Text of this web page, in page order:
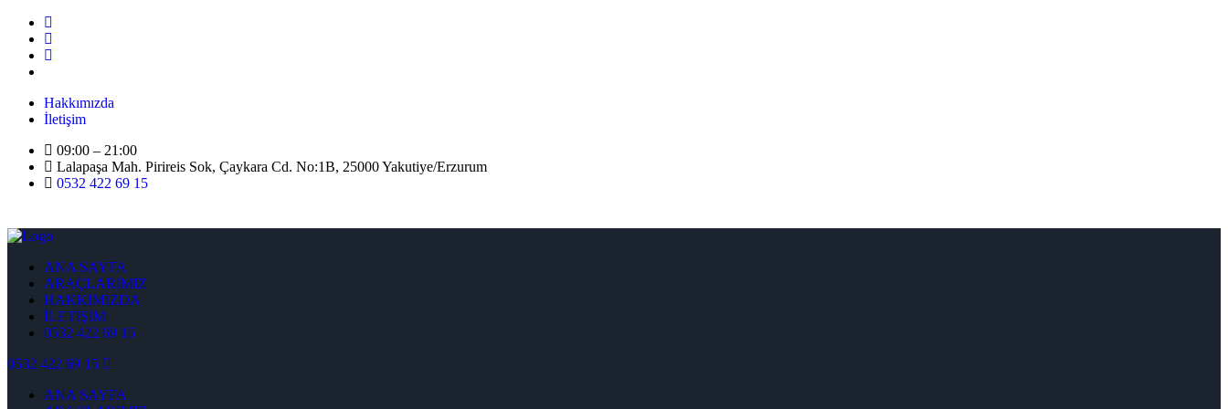
Hakkımızda
İletişim
09:00 – 21:00
Lalapaşa Mah. Pirireis Sok, Çaykara Cd. No:1B, 25000 Yakutiye/Erzurum
0532 422 69 15
ANA SAYFA
ARAÇLARIMIZ
HAKKIMIZDA
İLETİŞİM
0532 422 69 15
0532 422 69 15
ANA SAYFA